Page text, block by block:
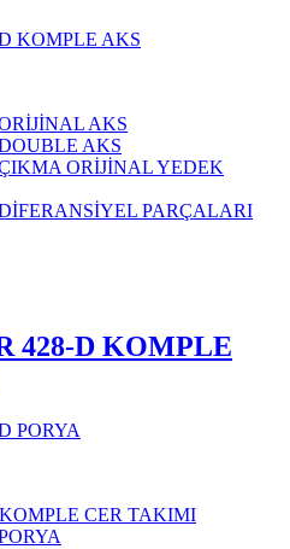
AKS
AKS
ORİJİNAL YEDEK
PARÇALARI
428-D KOMPLE
CER TAKIMI